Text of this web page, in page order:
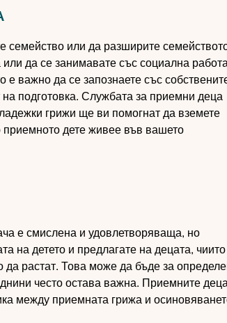
семейство или да разширите
да се занимавате със социална
важно да се запознаете със
подготовка. Службата за приемни деца
грижи ще ви помогнат да вземете
дете живее във вашето
е смислена и удовлетворяваща, но
на детето и предлагате на децата, чиито
растат. Това може да бъде за
често остава важна. Приемните
между приемната грижа и